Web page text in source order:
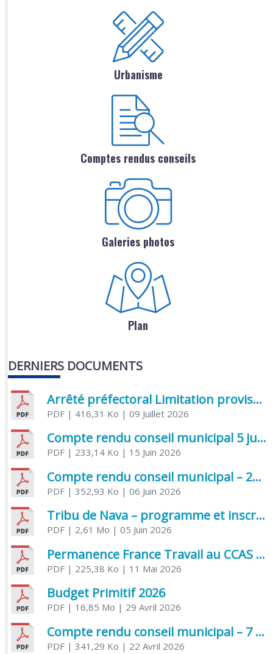
Urbanisme
Comptes rendus conseils
Galeries photos
Plan
DERNIERS DOCUMENTS
Arrêté préfectoral Limitation provisoire des usages de l’eau
PDF| 416,31 Ko | 09 Juillet 2026
Compte rendu conseil municipal 5 juin 2026 sénatoriale
PDF| 233,14 Ko | 15 Juin 2026
Compte rendu conseil municipal – 21 avril 2026
PDF| 352,93 Ko | 06 Juin 2026
Tribu de Nava – programme et inscriptions été 2026
PDF| 2,61 Mo | 05 Juin 2026
Permanence France Travail au CCAS de Saujon Juin 2026
PDF| 225,38 Ko | 11 Mai 2026
Budget Primitif 2026
PDF| 16,85 Mo | 29 Avril 2026
Compte rendu conseil municipal – 7 avril 2026
PDF| 341,29 Ko | 22 Avril 2026